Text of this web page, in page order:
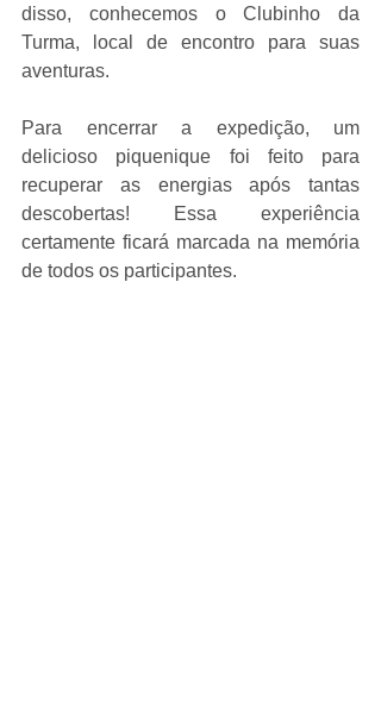
disso, conhecemos o Clubinho da
Turma, local de encontro para suas
aventuras.
Para encerrar a expedição, um
delicioso piquenique foi feito para
recuperar as energias após tantas
descobertas! Essa experiência
certamente ficará marcada na memória
de todos os participantes.